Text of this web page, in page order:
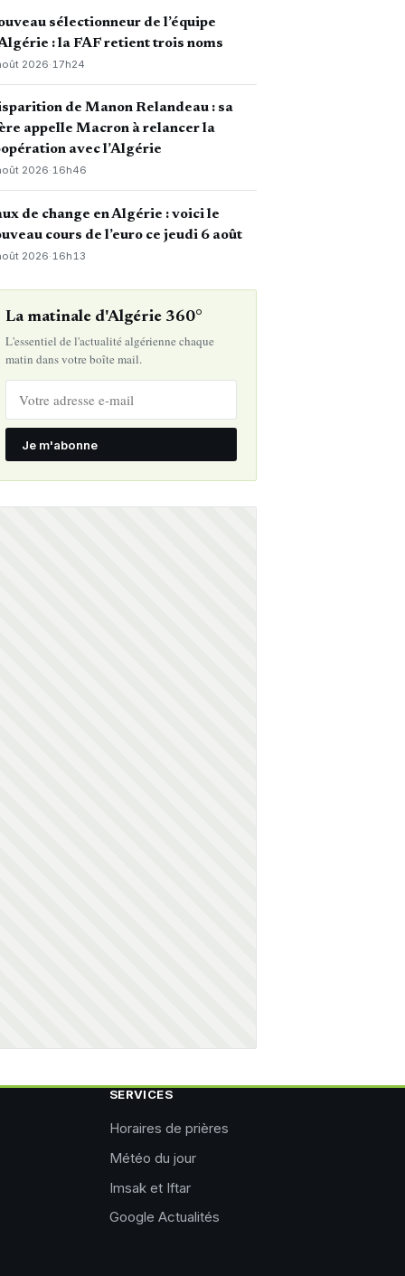
sélectionneur de l’équipe
: la FAF retient trois noms
2026·17h24
de Manon Relandeau : sa
appelle Macron à relancer la
avec l’Algérie
2026·16h46
de change en Algérie : voici le
cours de l’euro ce jeudi 6 août
2026· 16h13
La matinale d'Algérie 360°
L'essentiel de l'actualité algérienne chaque
matin dans votre boîte mail.
Je m'abonne
SERVICES
Horaires de prières
Météo du jour
Imsak et Iftar
Google Actualités